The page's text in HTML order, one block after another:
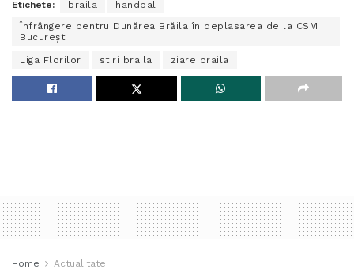
Etichete: braila
handbal
Înfrângere pentru Dunărea Brăila în deplasarea de la CSM
București
Liga Florilor stiri braila ziare braila
Home Actualitate